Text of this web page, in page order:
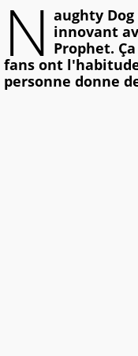
N aughty
innovant
Prophet.
fans ont
personne donne